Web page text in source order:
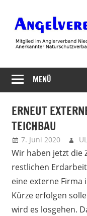
Inhalt
springen
MENÜ
ERNEUT
TEICHBAU
7. Juni 2020
Wir haben jetzt die
restlichen
eine externe Firma
Kürze erfolgen
wird es losgehen.